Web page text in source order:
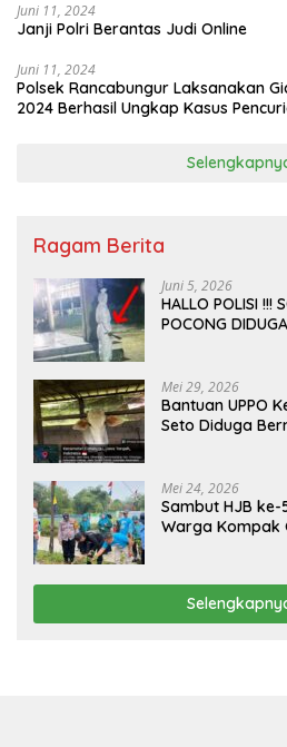
Juni 11, 2024
Janji Polri Berantas Judi Online
Juni 11, 2024
Polsek Rancabungur Laksanakan
2024 Berhasil Ungkap Kasus
Ragam Berita
Juni 5, 2026
HALLO POLISI !!!
POCONG
Mei 29, 2026
Bantuan UPPO
Seto Diduga
Mei 24, 2026
Sambut HJB ke-
Warga Kompak